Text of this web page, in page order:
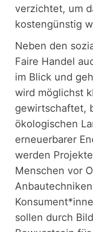
verzichtet, um
kostengünstig
Neben den
Faire Handel
im Blick und
wird möglichst
gewirtschaftet,
ökologischen
erneuerbarer
werden
Menschen vor
sollen durch